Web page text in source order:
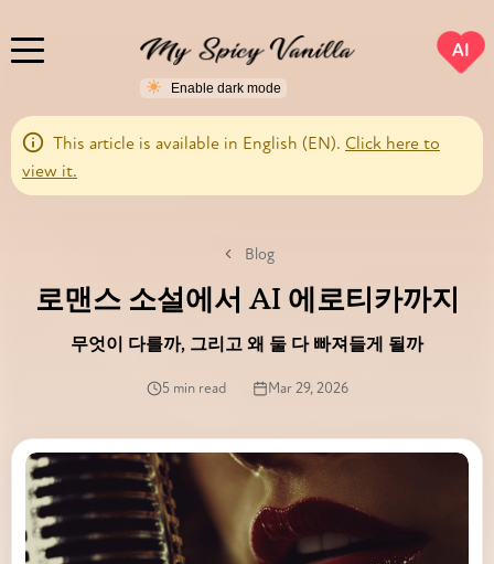
AI
This article is available in English (EN). Click here to
view it.
Blog
로맨스 소설에서 AI 에로티카까지
무엇이 다를까, 그리고 왜 둘 다 빠져들게 될까
5 min read Mar 29, 2026